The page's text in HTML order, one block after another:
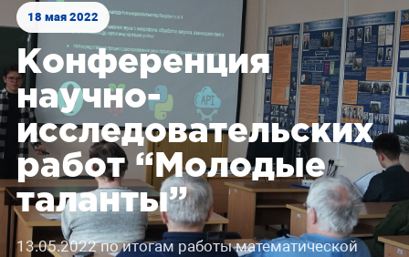
18 мая 2022
Конференция
научно-
исследовательских
работ “Молодые
таланты”
13.05.2022 по итогам работы математической